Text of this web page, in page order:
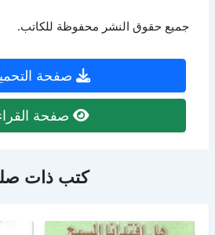
جميع حقوق النشر محفوظة للكاتب.
صفحة
صفحة
كتب ذات